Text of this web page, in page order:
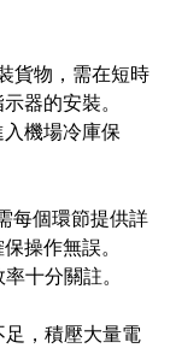
貨物，需在短時
器的安裝。
機場冷庫保
操作無誤。
率十分關註。